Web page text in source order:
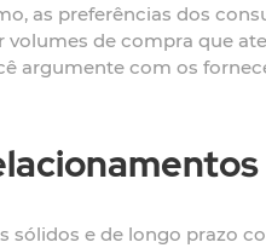
as preferências dos
volumes de compra que
argumente com os
sólidos e de longo prazo